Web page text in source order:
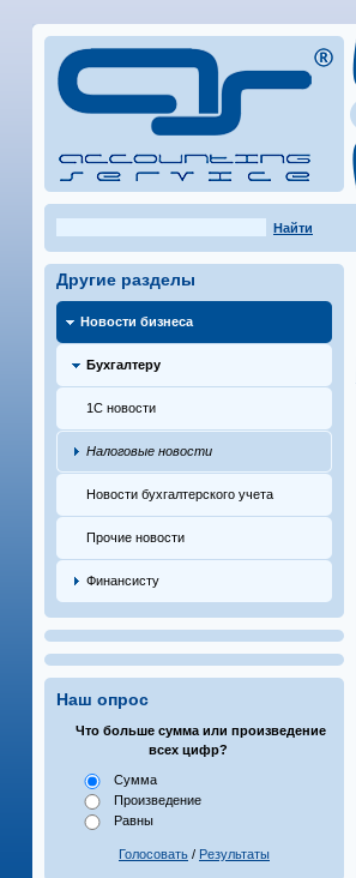
Найти
Другие разделы
Новости бизнеса
Бухгалтеру
1С новости
Налоговые новости
Новости бухгалтерского учета
Прочие новости
Финансисту
Наш опрос
Что больше сумма или произведение
всех цифр?
Сумма
Произведение
Равны
Голосовать / Результаты